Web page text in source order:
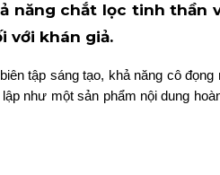
năng chắt lọc tinh thần
với khán giả.
tập sáng tạo, khả năng cô đọng
như một sản phẩm nội dung